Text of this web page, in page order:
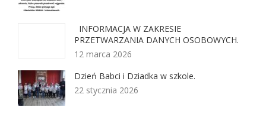
INFORMACJA W ZAKRESIE
PRZETWARZANIA DANYCH OSOBOWYCH.
12 marca 2026
Dzień Babci i Dziadka w szkole.
22 stycznia 2026